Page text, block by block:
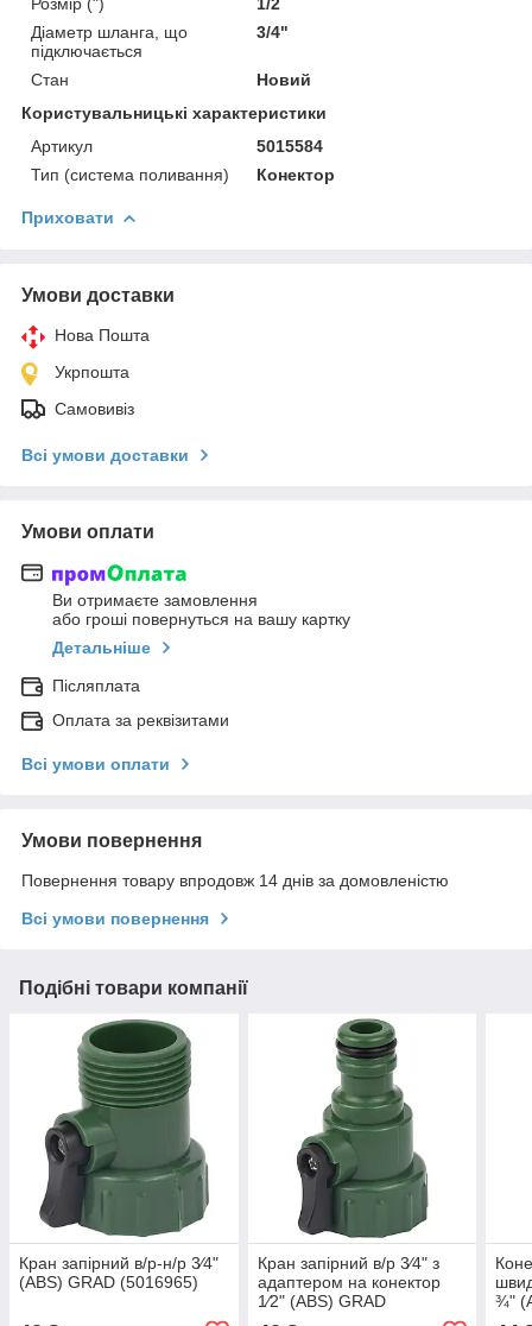
Діаметр шланга, що
підключається
3/4"
Стан
Новий
Користувальницькі характеристики
Артикул
5015584
Тип (система поливання)
Конектор
Приховати
Умови доставки
Нова Пошта
Укрпошта
Самовивіз
Всі умови доставки
Умови оплати
Ви отримаєте замовлення
або гроші повернуться на вашу картку
Детальніше
Післяплата
Оплата за реквізитами
Всі умови оплати
Умови повернення
Повернення товару впродовж 14 днів за домовленістю
Всі умови повернення
Подібні товари компанії
Кран запірний в/р-н/р 3⁄4"
(ABS) GRAD (5016965)
Кран запірний в/р 3⁄4" з
адаптером на конектор
1⁄2" (ABS) GRAD
¾"